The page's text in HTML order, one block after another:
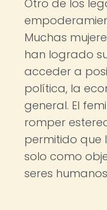
Otro de los
Muchas
han logrado
acceder a
política, la
general. El
romper
permitido que
solo como
seres